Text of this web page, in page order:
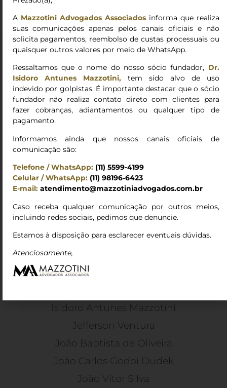
PROFISSIONAIS
André Leal Diniz
Arthur Dias da Silva
Camila Sandoval Urbaneja
Danilo Faria Abrão Teixeira
Eliane Andrade Ruiz
Frederico da Silva Ilyan
Gabriela Salani
Gregório Campanini Martins Tomoyosi
Guilherme de Oliveira de Barros
Gustavo Escaleira
Isidoro Antunes Mazzotini
Jefferson Ventura
João Baptista de Oliveira
João Carlos Godoi Dudek
João Vitor Silva
A Mazzotini Advogados Associadosinforma que realiza
suas comunicações apenas pelos canais oficiais e não
solicita pagamentos, reembolso de custas processuais ou
quaisquer outros valores por meio de WhatsApp.
Ressaltamos que o nome do nosso sócio fundador, Dr.
Isidoro Antunes Mazzotini,tem sido alvo de uso
indevido por golpistas. É importante destacar que o sócio
fundador não realiza contato direto com clientes para
fazer cobranças, adiantamentos ou qualquer tipo de
pagamento.
Informamos ainda que nossos canais oficiais de
comunicação são:
Telefone / WhatsApp:(11) 5599-4199
Celular / WhatsApp:(11) 98196-6423
E-mail: atendimento@mazzotiniadvogados.com.br
Caso receba qualquer comunicação por outros meios,
incluindo redes sociais, pedimos que denuncie.
Estamos à disposição para esclarecer eventuais dúvidas.
Atenciosamente,